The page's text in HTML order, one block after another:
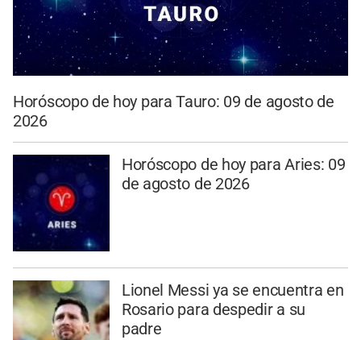
Horóscopo de hoy para Tauro: 09 de agosto de
2026
Horóscopo de hoy para Aries: 09
de agosto de 2026
Lionel Messi ya se encuentra en
Rosario para despedir a su
padre